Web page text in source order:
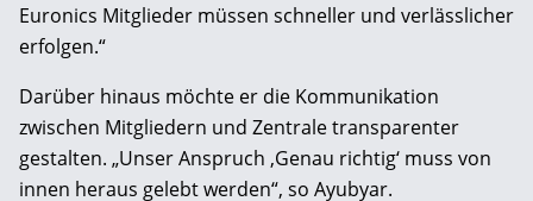
Euronics Mitglieder müssen schneller und verlässlicher
erfolgen.“
Darüber hinaus möchte er die Kommunikation
zwischen Mitgliedern und Zentrale transparenter
gestalten. „Unser Anspruch ‚Genau richtig‘ muss von
innen heraus gelebt werden“, so Ayubyar.